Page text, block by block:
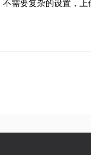
需要复杂的设置，